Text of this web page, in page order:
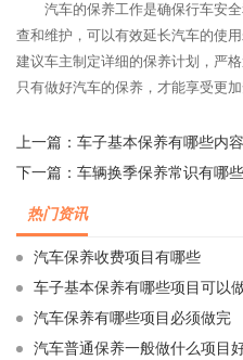
汽车的保养工作是确保行车安
查和维护，可以有效延长汽车的使
建议车主制定详细的保养计划，严
只有做好汽车的保养，才能享受更
上一篇： 车子基本保养有哪些内
下一篇： 车辆换季保养常识有哪些
热门资讯
汽车保养收费项目有哪些
车子基本保养有哪些项目可以
汽车保养有哪些项目必须做完
汽车普通保养一般做什么项目